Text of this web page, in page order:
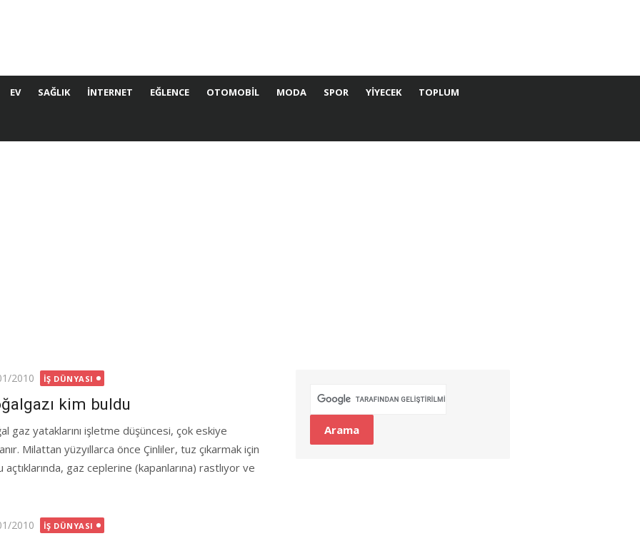
EV SAĞLIK İNTERNET EĞLENCE OTOMOBIL MODA SPOR YIYECEK TOPLUM
2010 İŞ DÜNYASI
kim buldu
gaz yataklarını işletme düşüncesi, çok eskiye
Milattan yüzyıllarca önce Çinliler, tuz çıkarmak için
açtıklarında, gaz ceplerine (kapanlarına) rastlıyor ve
2010 İŞ DÜNYASI